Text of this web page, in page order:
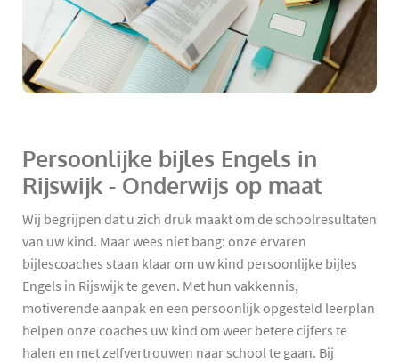
Persoonlijke bijles Engels in
Rijswijk - Onderwijs op maat
Wij begrijpen dat u zich druk maakt om de schoolresultaten
van uw kind. Maar wees niet bang: onze ervaren
bijlescoaches staan klaar om uw kind persoonlijke bijles
Engels in Rijswijk te geven. Met hun vakkennis,
motiverende aanpak en een persoonlijk opgesteld leerplan
helpen onze coaches uw kind om weer betere cijfers te
halen en met zelfvertrouwen naar school te gaan. Bij